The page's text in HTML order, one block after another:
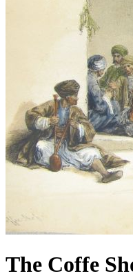
The Coffe